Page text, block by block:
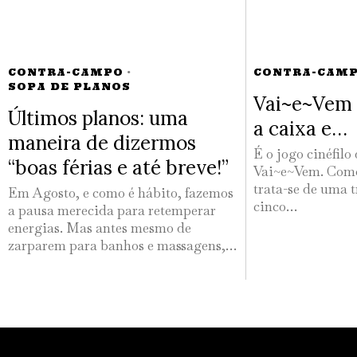
CONTRA-CAMPO ·
SOPA DE PLANOS
Últimos planos: uma
maneira de dizermos
“boas férias e até breve!”
Em Agosto, e como é hábito, fazemos
a pausa merecida para retemperar
energias. Mas antes mesmo de
zarparem para banhos e massagens,…
CONTRA-
a caixa e…
É o jogo cinéfilo
Vai~e~Vem.
trata-se de uma
cinco…